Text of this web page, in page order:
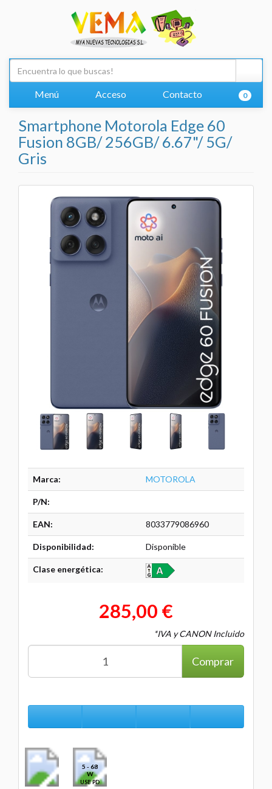
Menú Acceso Contacto 0
Smartphone Motorola Edge 60
Fusion 8GB/ 256GB/ 6.67"/ 5G/
Gris
Marca: MOTOROLA
P/N:
EAN: 8033779086960
Disponibilidad: Disponible
Clase energética:
285,00 €
*IVA y CANON Incluido
Comprar
5 - 68
W
USB PD